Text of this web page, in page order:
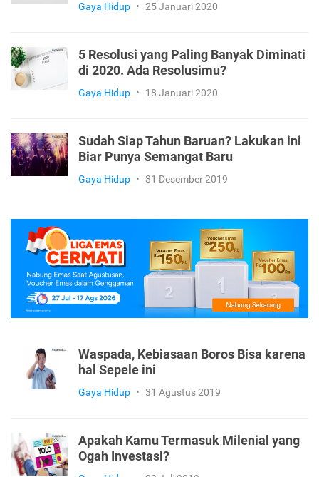
Gaya Hidup • 25 Januari 2020
5 Resolusi yang Paling Banyak Diminati
di 2020. Ada Resolusimu?
Gaya Hidup • 18 Januari 2020
Sudah Siap Tahun Baruan? Lakukan ini
Biar Punya Semangat Baru
Gaya Hidup • 31 Desember 2019
Waspada, Kebiasaan Boros Bisa karena
hal Sepele ini
Gaya Hidup • 31 Agustus 2019
Apakah Kamu Termasuk Milenial yang
Ogah Investasi?